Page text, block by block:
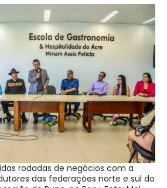
rodadas de negócios com a
das federações norte e sul do